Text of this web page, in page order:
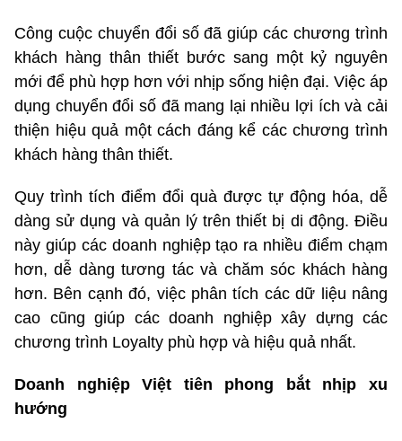
Công cuộc chuyển đổi số đã giúp các chương trình
khách hàng thân thiết bước sang một kỷ nguyên
mới để phù hợp hơn với nhịp sống hiện đại. Việc áp
dụng chuyển đổi số đã mang lại nhiều lợi ích và cải
thiện hiệu quả một cách đáng kể các chương trình
khách hàng thân thiết.
Quy trình tích điểm đổi quà được tự động hóa, dễ
dàng sử dụng và quản lý trên thiết bị di động. Điều
này giúp các doanh nghiệp tạo ra nhiều điểm chạm
hơn, dễ dàng tương tác và chăm sóc khách hàng
hơn. Bên cạnh đó, việc phân tích các dữ liệu nâng
cao cũng giúp các doanh nghiệp xây dựng các
chương trình Loyalty phù hợp và hiệu quả nhất.
Doanh nghiệp Việt tiên phong bắt nhịp xu
hướng